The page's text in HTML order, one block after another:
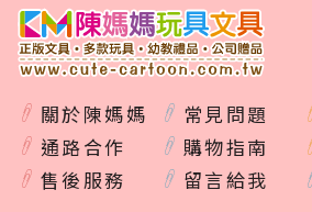
關於陳媽媽 常見問題
通路合作
購物指南
售後服務
留言給我